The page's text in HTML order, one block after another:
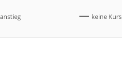
keine